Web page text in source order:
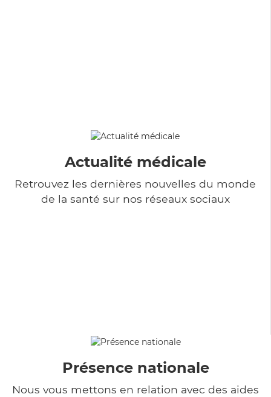
Actualité médicale
Retrouvez les dernières nouvelles du monde
de la santé sur nos réseaux sociaux
Présence nationale
Nous vous mettons en relation avec des aides